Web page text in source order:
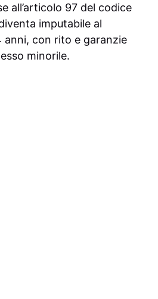
all’articolo 97 del codice
imputabile al
anni, con rito e garanzie
minorile.